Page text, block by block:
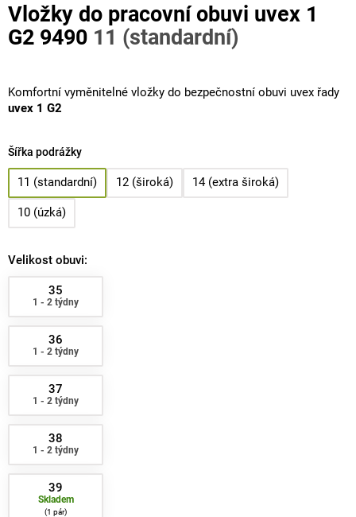
Vložky do pracovní obuvi uvex 1
G2 9490 11 (standardní)
Komfortní vyměnitelné vložky do bezpečnostní obuvi uvex řady
uvex 1 G2
Šířka podrážky
11 (standardní) 12 (široká) 14 (extra široká)
10 (úzká)
Velikost obuvi:
35
1 - 2 týdny
36
1 - 2 týdny
37
1 - 2 týdny
38
1 - 2 týdny
39
Skladem
1 pár